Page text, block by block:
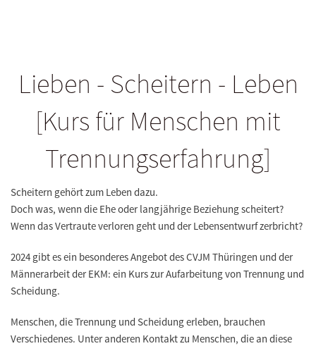
Lieben - Scheitern - Leben
[Kurs für Menschen mit
Trennungserfahrung]
Scheitern gehört zum Leben dazu.
Doch was, wenn die Ehe oder langjährige Beziehung scheitert?
Wenn das Vertraute verloren geht und der Lebensentwurf zerbricht?
2024 gibt es ein besonderes Angebot des CVJM Thüringen und der
Männerarbeit der EKM: ein Kurs zur Aufarbeitung von Trennung und
Scheidung.
Menschen, die Trennung und Scheidung erleben, brauchen
Verschiedenes. Unter anderen Kontakt zu Menschen, die an diese